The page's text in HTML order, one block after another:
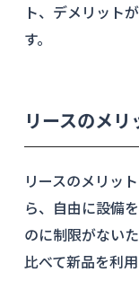
ト、デメリット
す。
リースのメリ
リースのメリッ
ら、自由に設備
のに制限がない
比べて新品を利